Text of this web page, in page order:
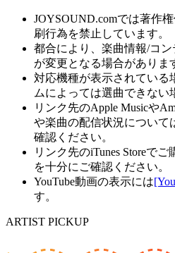
JOYSOUND.comでは著作
刷行為を禁止しています。
都合により、楽曲情報/コ
が変更となる場合がありま
対応機種が表示されている
ムによっては選曲できない
リンク先のApple Musicや
や楽曲の配信状況について
確認ください。
リンク先のiTunes Storeで
を十分にご確認ください。
YouTube動画の表示には
す。
ARTIST PICKUP